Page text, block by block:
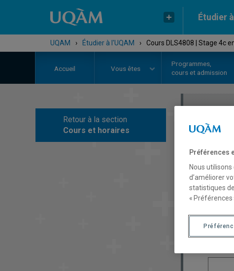
Étudier
UQAM › Étudier à l'UQAM › Cours DLS4808 | Stage 4c
Accueil Vous êtes
Programmes,
cours et admission
Retour à la section
Cours et horaires
Préférences
Nous
d’améliorer
statistiques
« Préférences